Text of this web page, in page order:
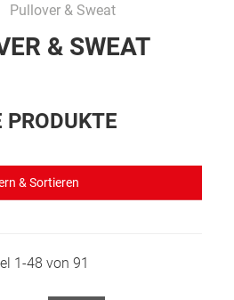
Pullover & Sweat
& SWEAT
PRODUKTE
& Sortieren
1-48 von 91